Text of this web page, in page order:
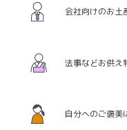
会社向けのお土
法事などお供え
自分へのご褒美